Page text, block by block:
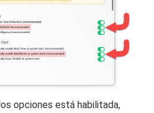
opciones está habilitada,